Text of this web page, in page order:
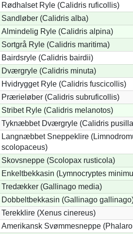
Rødhalset Ryle (Calidris ruficollis)
Sandløber (Calidris alba)
Almindelig Ryle (Calidris alpina)
Sortgrå Ryle (Calidris maritima)
Bairdsryle (Calidris bairdii)
Dværgryle (Calidris minuta)
Hvidrygget Ryle (Calidris fuscicollis)
Prærieløber (Calidris subruficollis)
Stribet Ryle (Calidris melanotos)
Tyknæbbet Dværgryle (Calidris
Langnæbbet Sneppeklire
scolopaceus)
Skovsneppe (Scolopax rusticola)
Enkeltbekkasin (Lymnocryptes
Tredækker (Gallinago media)
Dobbeltbekkasin (Gallinago
Terekklire (Xenus cinereus)
Amerikansk Svømmesneppe